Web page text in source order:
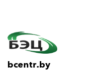
bcentr.by